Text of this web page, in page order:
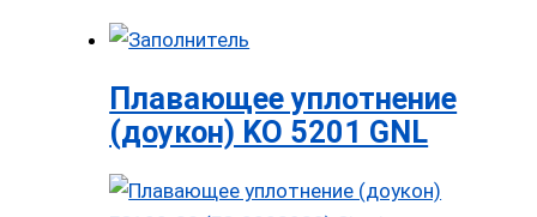
Плавающее уплотнение
(доукон) KO 5201 GNL